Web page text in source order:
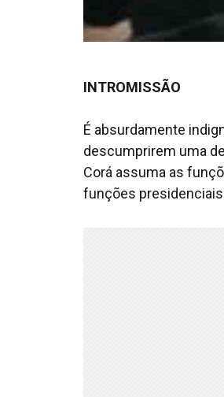
INTROMISSÃO
É absurdamente
descumprirem uma
Corá assuma as
funções